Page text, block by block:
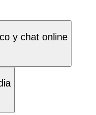
y chat online